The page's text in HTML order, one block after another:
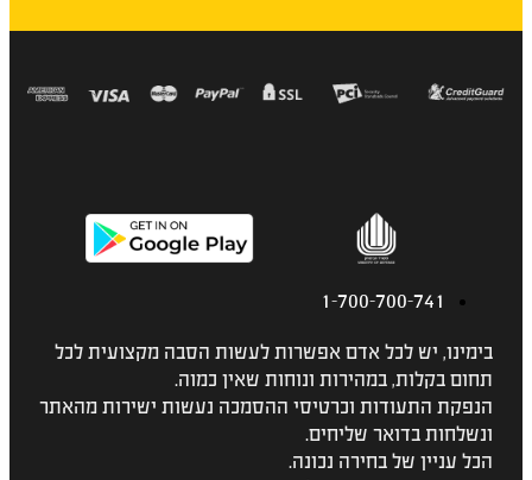
1-700-700-741
בימינו, יש לכל אדם אפשרות לעשות הסבה מקצועית לכל
תחום בקלות, במהירות ונוחות שאין כמוה.
הנפקת התעודות וכרטיסי ההסמכה נעשות ישירות מהאתר
ונשלחות בדואר שליחים.
הכל עניין של בחירה נכונה.